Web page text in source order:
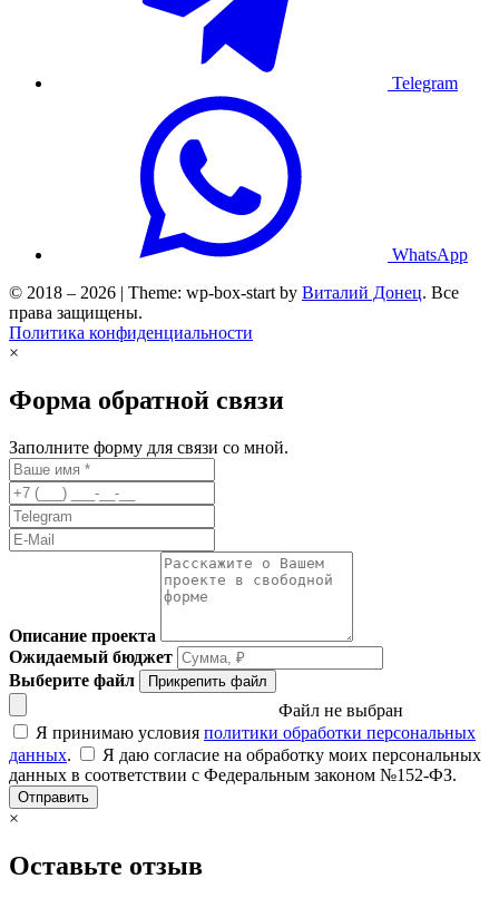
Telegram
WhatsApp
© 2018 – 2026 | Theme: wp-box-start by Виталий Донец. Все
права защищены.
Политика конфиденциальности
×
Форма обратной связи
Заполните форму для связи со мной.
Описание проекта
Ожидаемый бюджет
Выберите файл
Прикрепить файл
Файл не выбран
Я принимаю условия политики обработки персональных
данных.
Я даю согласие на обработку моих персональных
данных в соответствии с Федеральным законом №152-ФЗ.
Отправить
×
Оставьте отзыв